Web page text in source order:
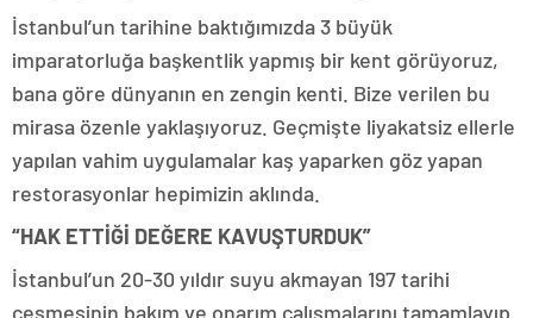
İstanbul’un tarihine baktığımızda 3 büyük
imparatorluğa başkentlik yapmış bir kent görüyoruz,
bana göre dünyanın en zengin kenti. Bize verilen bu
mirasa özenle yaklaşıyoruz. Geçmişte liyakatsiz ellerle
yapılan vahim uygulamalar kaş yaparken göz yapan
restorasyonlar hepimizin aklında.
“HAK ETTİĞİ DEĞERE KAVUŞTURDUK”
İstanbul’un 20-30 yıldır suyu akmayan 197 tarihi
çeşmesinin bakım ve onarım çalışmalarını tamamlayıp